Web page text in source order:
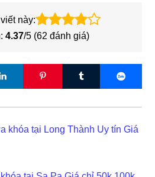
này:
4.37/5 (62 đánh giá)
khóa tại Long Thành Uy tín Giá